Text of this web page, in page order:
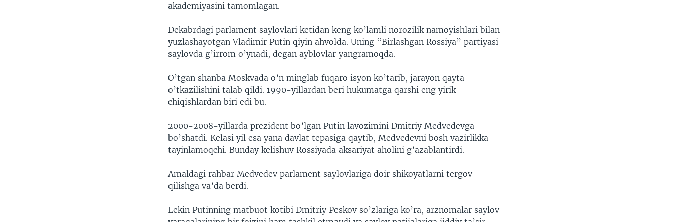
akademiyasini tamomlagan.
Dekabrdagi parlament saylovlari ketidan keng ko’lamli norozilik namoyishlari bilan
yuzlashayotgan Vladimir Putin qiyin ahvolda. Uning “Birlashgan Rossiya” partiyasi
saylovda g’irrom o’ynadi, degan ayblovlar yangramoqda.
O’tgan shanba Moskvada o’n minglab fuqaro isyon ko’tarib, jarayon qayta
o’tkazilishini talab qildi. 1990-yillardan beri hukumatga qarshi eng yirik
chiqishlardan biri edi bu.
2000-2008-yillarda prezident bo’lgan Putin lavozimini Dmitriy Medvedevga
bo’shatdi. Kelasi yil esa yana davlat tepasiga qaytib, Medvedevni bosh vazirlikka
tayinlamoqchi. Bunday kelishuv Rossiyada aksariyat aholini g’azablantirdi.
Amaldagi rahbar Medvedev parlament saylovlariga doir shikoyatlarni tergov
qilishga va’da berdi.
Lekin Putinning matbuot kotibi Dmitriy Peskov so’zlariga ko’ra, arznomalar saylov